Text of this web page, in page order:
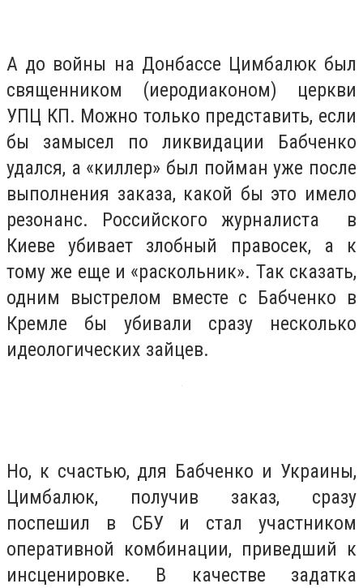
А до войны на Донбассе Цимбалюк был
священником (иеродиаконом) церкви
УПЦ КП. Можно только представить, если
бы замысел по ликвидации Бабченко
удался, а «киллер» был пойман уже после
выполнения заказа, какой бы это имело
резонанс. Российского журналиста в
Киеве убивает злобный правосек, а к
тому же еще и «раскольник». Так сказать,
одним выстрелом вместе с Бабченко в
Кремле бы убивали сразу несколько
идеологических зайцев.
Но, к счастью, для Бабченко и Украины,
Цимбалюк, получив заказ, сразу
поспешил в СБУ и стал участником
оперативной комбинации, приведший к
инсценировке. В качестве задатка